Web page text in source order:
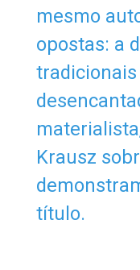
mesmo
opostas: a
tradicionais
Krausz
título.